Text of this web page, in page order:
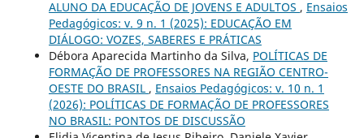
ALUNO DA EDUCAÇÃO DE JOVENS E ADULTOS , Ensaios
Pedagógicos: v. 9 n. 1 (2025): EDUCAÇÃO EM
DIÁLOGO: VOZES, SABERES E PRÁTICAS
Débora Aparecida Martinho da Silva, POLÍTICAS DE
FORMAÇÃO DE PROFESSORES NA REGIÃO CENTRO-
OESTE DO BRASIL , Ensaios Pedagógicos: v. 10 n. 1
(2026): POLÍTICAS DE FORMAÇÃO DE PROFESSORES
NO BRASIL: PONTOS DE DISCUSSÃO